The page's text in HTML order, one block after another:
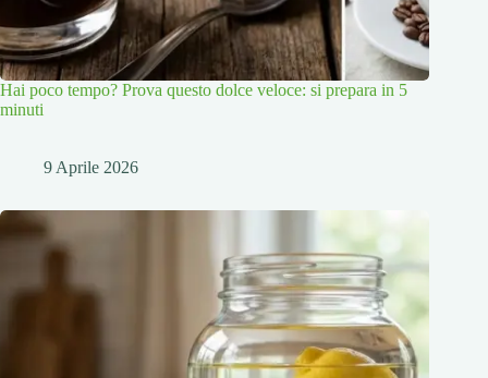
Hai poco tempo? Prova questo dolce veloce: si prepara in 5
minuti
9 Aprile 2026